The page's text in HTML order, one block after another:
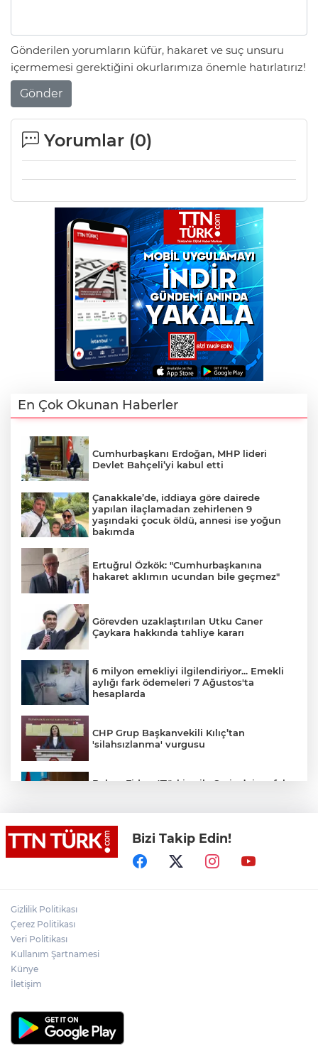
Gönderilen yorumların küfür, hakaret ve suç unsuru
içermemesi gerektiğini okurlarımıza önemle hatırlatırız!
Gönder
Yorumlar (0)
En Çok Okunan Haberler
Cumhurbaşkanı Erdoğan, MHP lideri
Devlet Bahçeli’yi kabul etti
Çanakkale’de, iddiaya göre dairede
yapılan ilaçlamadan zehirlenen 9
yaşındaki çocuk öldü, annesi ise yoğun
bakımda
Ertuğrul Özkök: "Cumhurbaşkanına
hakaret aklımın ucundan bile geçmez"
Görevden uzaklaştırılan Utku Caner
Çaykara hakkında tahliye kararı
6 milyon emekliyi ilgilendiriyor... Emekli
aylığı fark ödemeleri 7 Ağustos'ta
hesaplarda
CHP Grup Başkanvekili Kılıç’tan
'silahsızlanma' vurgusu
Bakan Fidan: "Türkiye ile Suriye’nin refah
Bakan Gürlek: "(Behçet Oktay’ın ölümü)
Karanlık bir nokta kalmayacak, suçlu
varsa da bunu çıkartmak devletin görevi"
"Savunma sanayiinde hedefimiz en kısa
Bizi Takip Edin!
Gizlilik Politikası
Çerez Politikası
Veri Politikası
Kullanım Şartnamesi
Künye
İletişim